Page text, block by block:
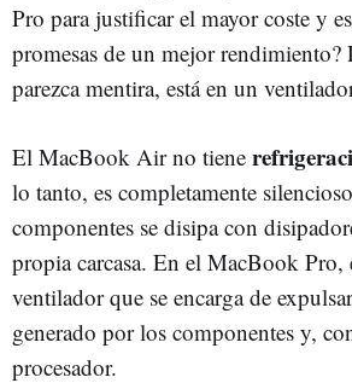
Pro para justificar el mayor coste y
promesas de un mejor rendimiento?
parezca mentira, está en un
El MacBook Air no tiene
lo tanto, es completamente
componentes se disipa con
propia carcasa. En el MacBook
ventilador que se encarga de
generado por los componentes y,
procesador.